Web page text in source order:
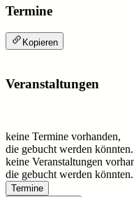
Termine
Kopieren
Veranstaltungen
keine Termine vorhanden,
die gebucht werden könnten.
keine Veranstaltungen
die gebucht werden könnten.
Termine